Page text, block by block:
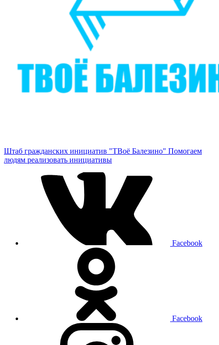
Штаб гражданских инициатив "ТВоё Балезино" Помогаем
людям реализовать инициативы
Facebook
Facebook